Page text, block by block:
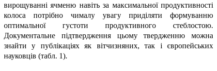
вирощуванні ячменю навіть за максимальної продуктивності
колоса потрібно чималу увагу приділяти формуванню
оптимальної густоти продуктивного стеблостою.
Документальне підтвердження цьому твердженню можна
знайти у публікаціях як вітчизняних, так і європейських
науковців (табл. 1).